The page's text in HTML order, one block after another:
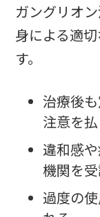
ガングリオ
身による適
す。
治療後
注意を払
違和感
機関を
過度の